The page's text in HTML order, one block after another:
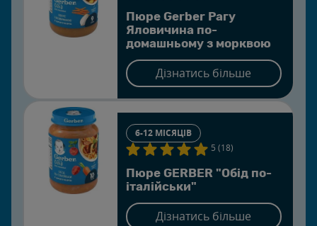
Пюре Gerber Рагу
Яловичина по-
домашньому з морквою
Дізнатись більше
6-12 МІСЯЦІВ
5 (18)
Пюре GERBER "Обід по-
італійськи"
Дізнатись більше